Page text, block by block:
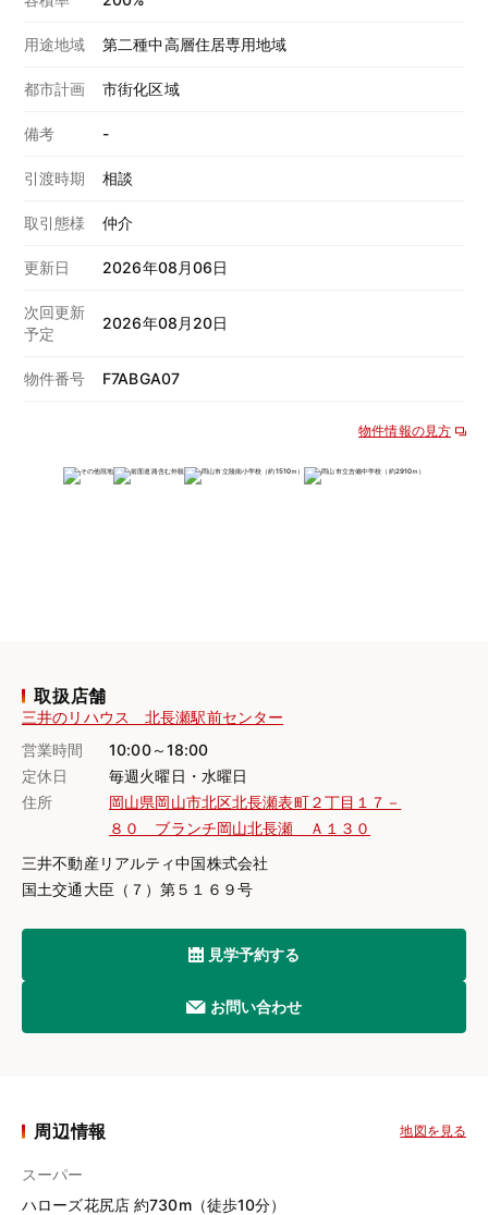
用途地域 第二種中高層住居専用地域
都市計画 市街化区域
備考 -
引渡時期 相談
取引態様 仲介
更新日 2026年08月06日
次回更新
予定
2026年08月20日
物件番号 F7ABGA07
物件情報の見方
取扱店舗
三井のリハウス 北長瀬駅前センター
営業時間
10:00～18:00
定休日
毎週火曜日・水曜日
住所
岡山県岡山市北区北長瀬表町２丁目１７－
８０ ブランチ岡山北長瀬 Ａ１３０
三井不動産リアルティ中国株式会社
国土交通大臣（７）第５１６９号
見学予約する
お問い合わせ
周辺情報 地図を見る
スーパー
ハローズ花尻店 約730m（徒歩10分）